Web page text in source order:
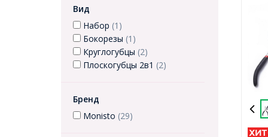
Вид
Набор (1)
Бокорезы (1)
Круглогубцы (2)
Плоскогубцы 2в1 (2)
Бренд
Monisto (29)